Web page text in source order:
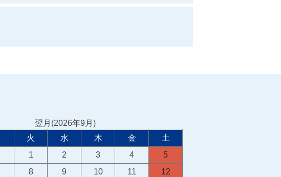
翌月(2026年9月)
火 水 木 金
土
1
2 3 4
5
8 9 10 11
12